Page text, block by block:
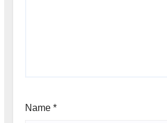
Name *